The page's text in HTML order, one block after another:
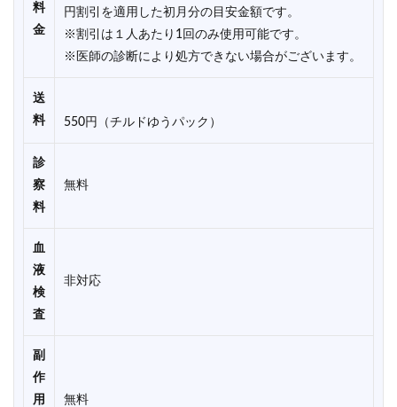
料
金
円割引を適用した初月分の目安金額です。
※割引は１人あたり1回のみ使用可能です。
※医師の診断により処方できない場合がございます。
送
料
550円（チルドゆうパック）
診
察
料
無料
血
液
検
査
非対応
副
作
用
無料